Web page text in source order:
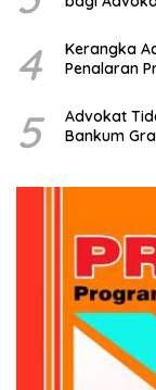
4
Kerangka
Penalaran
5
Advokat
Bankum